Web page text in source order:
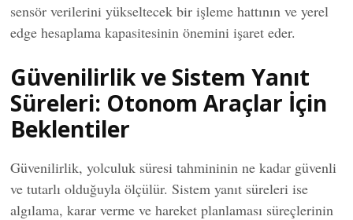
sensör verilerini yükseltecek bir işleme hattının ve yerel
edge hesaplama kapasitesinin önemini işaret eder.
Güvenilirlik ve Sistem Yanıt
Süreleri: Otonom Araçlar İçin
Beklentiler
Güvenilirlik, yolculuk süresi tahmininin ne kadar güvenli
ve tutarlı olduğuyla ölçülür. Sistem yanıt süreleri ise
algılama, karar verme ve hareket planlaması süreçlerinin